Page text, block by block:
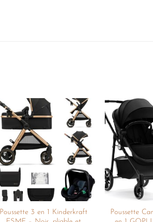
Ajouter
à la
liste de
souhaits
Poussette 3 en 1 Kinderkraft
Poussette